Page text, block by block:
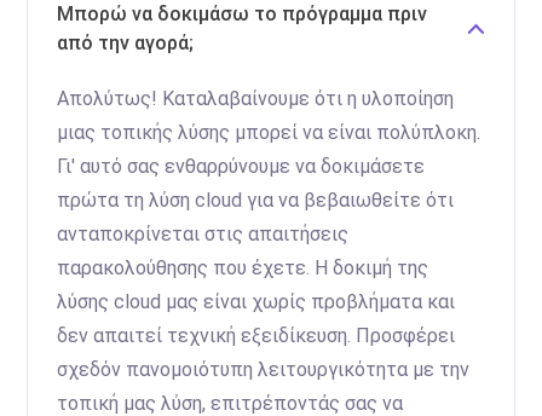
Μπορώ να δοκιμάσω το πρόγραμμα πριν
από την αγορά;
Απολύτως! Καταλαβαίνουμε ότι η υλοποίηση
μιας τοπικής λύσης μπορεί να είναι πολύπλοκη.
Γι' αυτό σας ενθαρρύνουμε να δοκιμάσετε
πρώτα τη λύση cloud για να βεβαιωθείτε ότι
ανταποκρίνεται στις απαιτήσεις
παρακολούθησης που έχετε. Η δοκιμή της
λύσης cloud μας είναι χωρίς προβλήματα και
δεν απαιτεί τεχνική εξειδίκευση. Προσφέρει
σχεδόν πανομοιότυπη λειτουργικότητα με την
τοπική μας λύση, επιτρέποντάς σας να